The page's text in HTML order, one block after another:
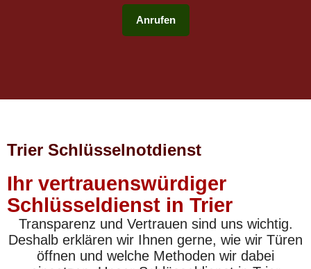
Anrufen
Trier Schlüsselnotdienst
Ihr vertrauenswürdiger
Schlüsseldienst in Trier
Transparenz und Vertrauen sind uns wichtig.
Deshalb erklären wir Ihnen gerne, wie wir Türen
öffnen und welche Methoden wir dabei